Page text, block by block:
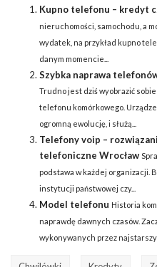
Kupno telefonu – kredyt
nieruchomości, samochodu, a
wydatek, na przykład kupno
danym momencie...
Szybka naprawa
Trudno jest dziś wyobrazić
telefonu komórkowego.
ogromną ewolucję, i służą...
Telefony voip –
telefoniczne Wrocław
podstawa w każdej organizacji.
instytucji państwowej czy...
Model telefonu Historia
naprawdę dawnych czasów.
wykonywanych przez